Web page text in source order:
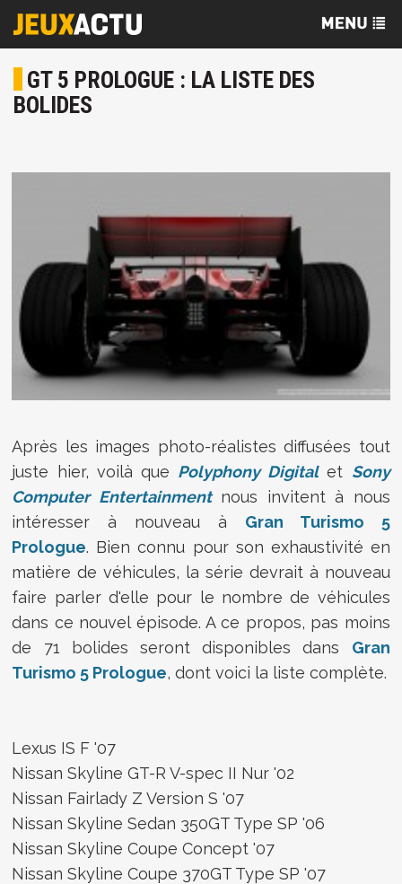
GT 5 PROLOGUE : LA LISTE DES
BOLIDES
Après les images photo-réalistes diffusées tout
juste hier, voilà que Polyphony Digitalet Sony
Computer Entertainmentnous invitent à nous
intéresser à nouveau à Gran Turismo 5
Prologue. Bien connu pour son exhaustivité en
matière de véhicules, la série devrait à nouveau
faire parler d'elle pour le nombre de véhicules
dans ce nouvel épisode. A ce propos, pas moins
de 71 bolides seront disponibles dans Gran
Turismo 5 Prologue, dont voici la liste complète.
Lexus IS F '07
Nissan Skyline GT-R V-spec II Nur '02
Nissan Fairlady Z Version S '07
Nissan Skyline Sedan 350GT Type SP '06
Nissan Skyline Coupe Concept '07
Nissan Skyline Coupe 370GT Type SP '07